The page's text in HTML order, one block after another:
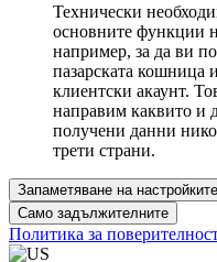
Технически
основните функции
например, за да ви
пазарската кошница
клиентски акаунт.
направим каквито и
получени данни
трети страни.
Запаметяване на настройките
Само задължителните
Политика за